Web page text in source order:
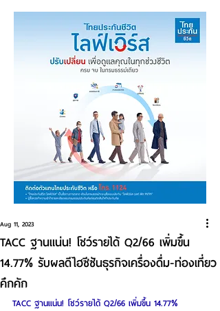
TACC ฐานแน่น! โชว์รายได้ Q2/66 เพิ่มขึ้น
14.77% รับผลดีไฮซีซันธุรกิจเครื่องดื่ม-ท่องเที่ยว
คึกคัก
Aug 11, 2023
TACC ฐานแน่น! โชว์รายได้ Q2/66 เพิ่มขึ้น 14.77%